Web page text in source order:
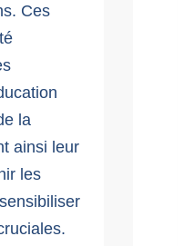
Ces
la
ainsi leur
les